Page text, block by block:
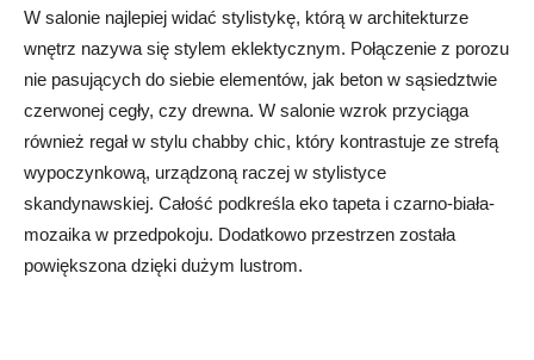
W salonie najlepiej widać stylistykę, którą w architekturze
wnętrz nazywa się stylem eklektycznym. Połączenie z porozu
nie pasujących do siebie elementów, jak beton w sąsiedztwie
czerwonej cegły, czy drewna. W salonie wzrok przyciąga
również regał w stylu chabby chic, który kontrastuje ze strefą
wypoczynkową, urządzoną raczej w stylistyce
skandynawskiej. Całość podkreśla eko tapeta i czarno-biała-
mozaika w przedpokoju. Dodatkowo przestrzen została
powiększona dzięki dużym lustrom.